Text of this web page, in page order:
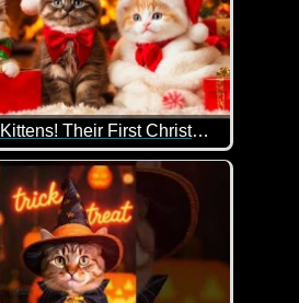
kleinen Fest machen!
Menschen erinnern soll, die
Christmas Kittens! Their First Christmas is Pure Magic
für die kleinen